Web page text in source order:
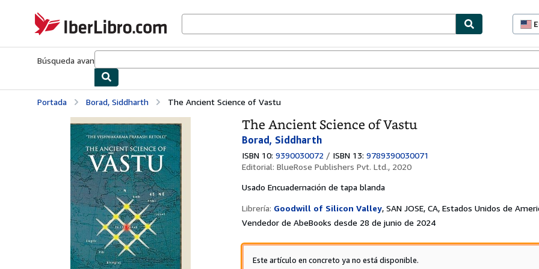
IberLibro.com
Búsqueda avanzada
Portada Borad, Siddharth The Ancient Science of Vastu
The Ancient Science of Vastu
Borad, Siddharth
ISBN 10: 9390030072 / ISBN 13: 9789390030071
Editorial: BlueRose Publishers Pvt. Ltd., 2020
Usado Encuadernación de tapa blanda
Librería: Goodwill of Silicon Valley, SAN JOSE, CA, Estados Unidos de
Vendedor de AbeBooks desde 28 de junio de 2024
Este artículo en concreto ya no está disponible.